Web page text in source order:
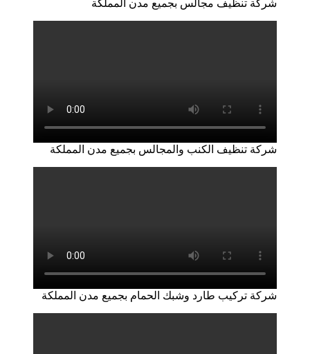
شركة تنظيف مجالس بجميع مدن المملكة
شركة تنظيف الكنب والمجالس بجميع مدن المملكة
شركة تركيب طارد وشبك الحمام بجميع مدن المملكة